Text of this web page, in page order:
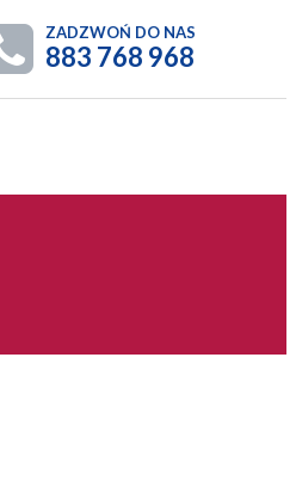
ZADZWOŃ DO NAS
883 768 968